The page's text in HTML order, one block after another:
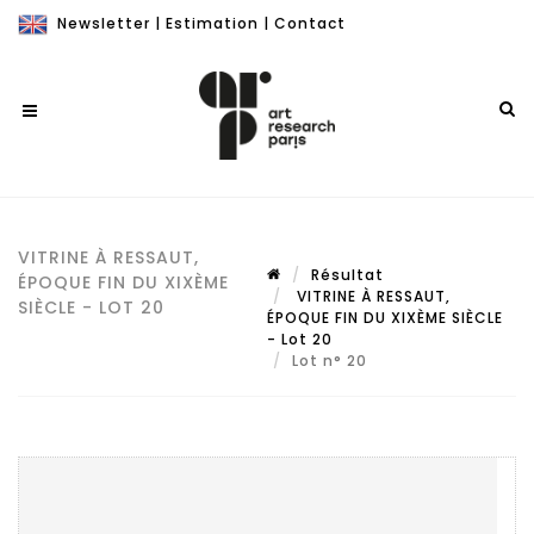
Newsletter | Estimation | Contact
VITRINE À RESSAUT,
ÉPOQUE FIN DU XIXÈME
SIÈCLE - LOT 20
Résultat
VITRINE À RESSAUT,
ÉPOQUE FIN DU XIXÈME SIÈCLE
- Lot 20
Lot n° 20